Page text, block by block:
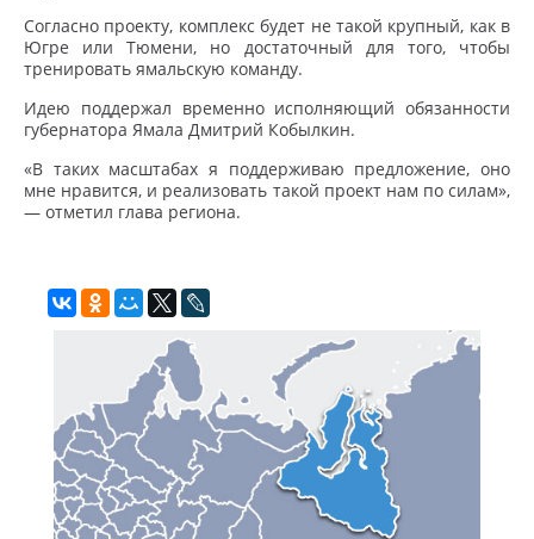
Согласно проекту, комплекс будет не такой крупный, как в
Югре или Тюмени, но достаточный для того, чтобы
тренировать ямальскую команду.
Идею поддержал временно исполняющий обязанности
губернатора Ямала Дмитрий Кобылкин.
«В таких масштабах я поддерживаю предложение, оно
мне нравится, и реализовать такой проект нам по силам»,
— отметил глава региона.